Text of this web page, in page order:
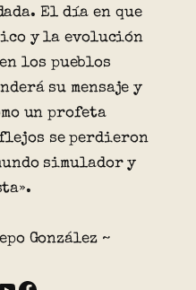
El día en que
y la evolución
los pueblos
su mensaje y
un profeta
se perdieron
simulador y
González ~